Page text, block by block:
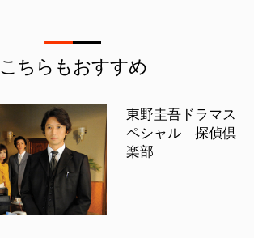
こちらもおすすめ
東野圭吾ドラマス
ペシャル 探偵倶
楽部